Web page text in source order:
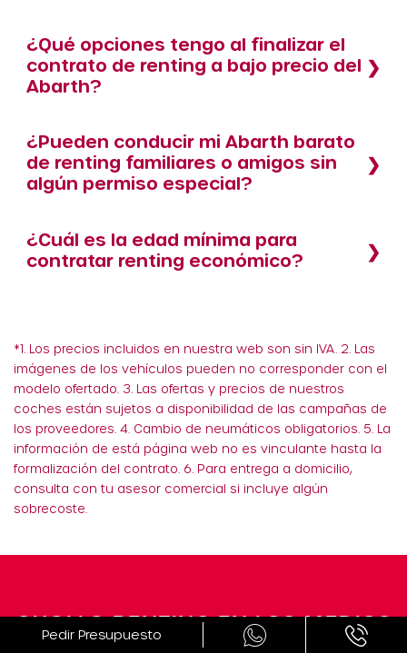
¿Qué opciones tengo al finalizar el
contrato de renting a bajo precio del
Abarth?
¿Pueden conducir mi Abarth barato
de renting familiares o amigos sin
algún permiso especial?
¿Cuál es la edad mínima para
contratar renting económico?
*1. Los precios incluidos en nuestra web son sin IVA. 2. Las
imágenes de los vehículos pueden no corresponder con el
modelo ofertado. 3. Las ofertas y precios de nuestros
coches están sujetos a disponibilidad de las campañas de
los proveedores. 4. Cambio de neumáticos obligatorios. 5. La
información de está página web no es vinculante hasta la
formalización del contrato. 6. Para entrega a domicilio,
consulta con tu asesor comercial si incluye algún
sobrecoste.
CHOLLO RENTING EN LOS MEDIOS
Pedir Presupuesto